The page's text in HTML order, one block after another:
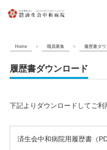
Home » 職員募集 » 履歴書ダ
履歴書ダウンロード
下記よりダウンロードしてご利
済生会中和病院用履歴書（